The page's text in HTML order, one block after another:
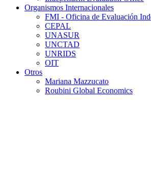
Organismos Internacionales
FMI - Oficina de Evaluación
CEPAL
UNASUR
UNCTAD
UNRIDS
OIT
Otros
Mariana Mazzucato
Roubini Global Economics